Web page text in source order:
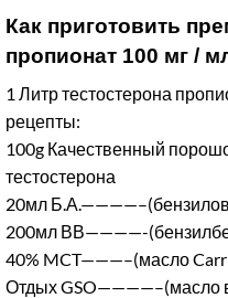
Как приготовить
пропионат 100 мг /
1 Литр тестостерона
рецепты:
100g Качественный
тестостерона
20мл
200мл ВВ————-
40% MCT———–(масло
Отдых GSO————–(масло